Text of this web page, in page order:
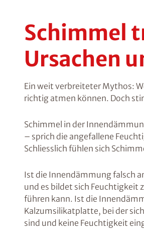
Schimmel
Ursachen
Ein weit verbreiteter Mythos:
richtig atmen können. Doch
Schimmel in der
– sprich die angefallene
Schliesslich fühlen sich
Ist die Innendämmung falsch
und es bildet sich Feuchtigkeit
führen kann. Ist die
Kalzumsilikatplatte, bei der
sind und keine Feuchtigkeit